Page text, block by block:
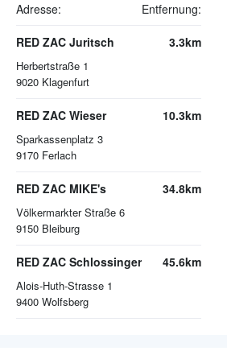
Adresse: Entfernung:
RED ZAC Juritsch
Herbertstraße 1
9020 Klagenfurt
3.3km
RED ZAC Wieser
Sparkassenplatz 3
9170 Ferlach
10.3km
RED ZAC MIKE's
Völkermarkter Straße 6
9150 Bleiburg
34.8km
RED ZAC Schlossinger
Alois-Huth-Strasse 1
9400 Wolfsberg
45.6km